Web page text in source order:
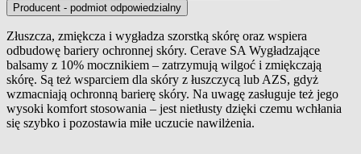
Producent - podmiot odpowiedzialny
Opis produktu
Złuszcza, zmiękcza i wygładza szorstką skórę oraz wspiera
odbudowę bariery ochronnej skóry. Cerave SA Wygładzające
balsamy z 10% mocznikiem – zatrzymują wilgoć i zmiękczają
skórę. Są też wsparciem dla skóry z łuszczycą lub AZS, gdyż
wzmacniają ochronną barierę skóry. Na uwagę zasługuje też jego
wysoki komfort stosowania – jest nietłusty dzięki czemu wchłania
się szybko i pozostawia miłe uczucie nawilżenia.